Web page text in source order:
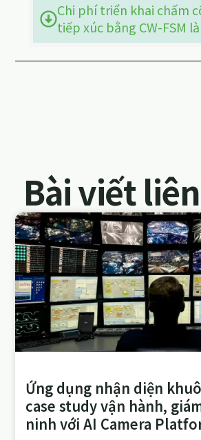
Chi phí triển khai chấm
tiếp xúc bằng CW-FSM
Bài viết
Ứng dụng nhận diện
case study vận hành,
ninh với AI Camera